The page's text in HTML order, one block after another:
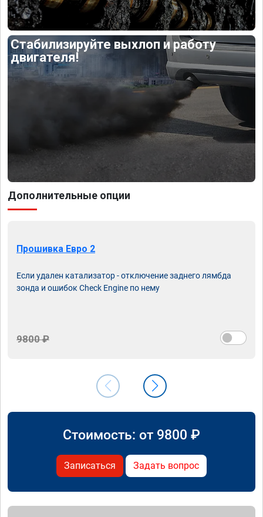
Стабилизируйте выхлоп и работу
двигателя!
Дополнительные опции
Прошивка Евро 2
Если удален катализатор - отключение заднего лямбда
зонда и ошибок Check Engine по нему
9800 ₽
Стоимость: от 9800 ₽
Записаться Задать вопрос